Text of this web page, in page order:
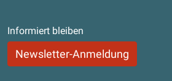
Informiert bleiben
Newsletter-Anmeldung